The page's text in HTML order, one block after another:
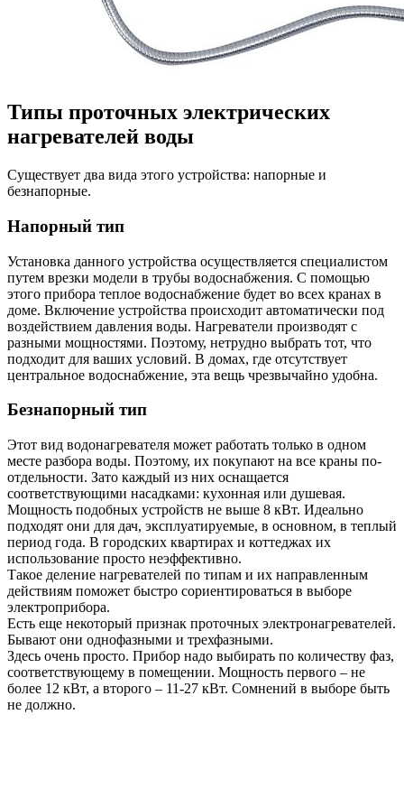
Типы проточных электрических
нагревателей воды
Существует два вида этого устройства: напорные и
безнапорные.
Напорный тип
Установка данного устройства осуществляется специалистом
путем врезки модели в трубы водоснабжения. С помощью
этого прибора теплое водоснабжение будет во всех кранах в
доме. Включение устройства происходит автоматически под
воздействием давления воды. Нагреватели производят с
разными мощностями. Поэтому, нетрудно выбрать тот, что
подходит для ваших условий. В домах, где отсутствует
центральное водоснабжение, эта вещь чрезвычайно удобна.
Безнапорный тип
Этот вид водонагревателя может работать только в одном
месте разбора воды. Поэтому, их покупают на все краны по-
отдельности. Зато каждый из них оснащается
соответствующими насадками: кухонная или душевая.
Мощность подобных устройств не выше 8 кВт. Идеально
подходят они для дач, эксплуатируемые, в основном, в теплый
период года. В городских квартирах и коттеджах их
использование просто неэффективно.
Такое деление нагревателей по типам и их направленным
действиям поможет быстро сориентироваться в выборе
электроприбора.
Есть еще некоторый признак проточных электронагревателей.
Бывают они однофазными и трехфазными.
Здесь очень просто. Прибор надо выбирать по количеству фаз,
соответствующему в помещении. Мощность первого – не
более 12 кВт, а второго – 11-27 кВт. Сомнений в выборе быть
не должно.